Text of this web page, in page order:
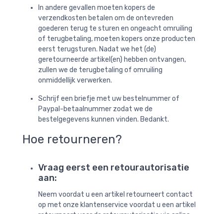
In andere gevallen moeten kopers de
verzendkosten betalen om de ontevreden
goederen terug te sturen en ongeacht omruiling
of terugbetaling, moeten kopers onze producten
eerst terugsturen. Nadat we het (de)
geretourneerde artikel(en) hebben ontvangen,
zullen we de terugbetaling of omruiling
onmiddellijk verwerken.
Schrijf een briefje met uw bestelnummer of
Paypal-betaalnummer zodat we de
bestelgegevens kunnen vinden. Bedankt.
Hoe retourneren?
Vraag eerst een retourautorisatie
aan:
Neem voordat u een artikel retourneert contact
op met onze klantenservice voordat u een artikel